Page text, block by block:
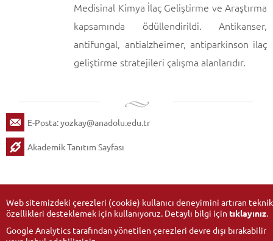
Medisinal Kimya İlaç Geliştirme ve Araştırma
kapsamında ödüllendirildi. Antikanser,
antifungal, antialzheimer, antiparkinson ilaç
geliştirme stratejileri çalışma alanlarıdır.
E-Posta:yozkay@anadolu.edu.tr
Akademik Tanıtım Sayfası
Web sitemizdeki çerezleri (cookie) kullanıcı deneyimini artıran teknik
özellikleri desteklemek için kullanıyoruz. Detaylı bilgi için tıklayınız.
Google Analytics tarafından yönetilen çerezleri devre dışı bırakabilir